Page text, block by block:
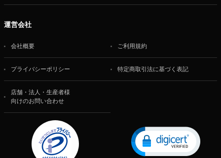
運営会社
会社概要 ご利用規約
プライバシーポリシー 特定商取引法に基づく表記
店舗・法人・生産者様
向けのお問い合わせ